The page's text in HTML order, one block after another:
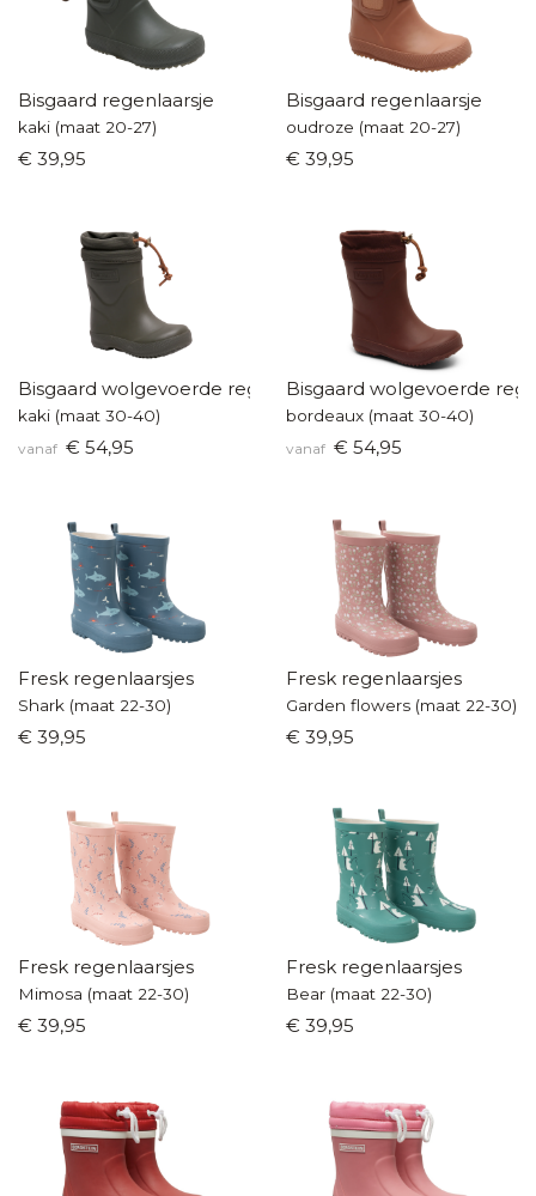
Bisgaard regenlaarsje
kaki (maat 20-27)
€ 39,95
Bisgaard regenlaarsje
oudroze (maat 20-27)
€ 39,95
Bisgaard wolgevoerde regenlaars
kaki (maat 30-40)
vanaf € 54,95
Bisgaard wolgevoerde
bordeaux (maat 30-40)
vanaf € 54,95
Fresk regenlaarsjes
Shark (maat 22-30)
€ 39,95
Fresk regenlaarsjes
Garden flowers (maat 22-30)
€ 39,95
Fresk regenlaarsjes
Mimosa (maat 22-30)
€ 39,95
Fresk regenlaarsjes
Bear (maat 22-30)
€ 39,95